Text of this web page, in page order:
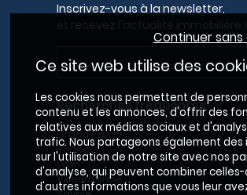
Inscrivez-vous à la newsletter,
Recherches fréquentes
Grand Paris
Rhône
Lyon
Villeurbanne
Continuer
Ce site web utilise des
Les cookies nous permettent de
contenu et les annonces, d'offrir des
relatives aux médias sociaux et
trafic. Nous partageons également
sur l'utilisation de notre site avec nos
d'analyse, qui peuvent combiner
d'autres informations que vous leur